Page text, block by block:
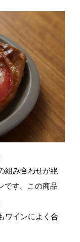
組み合わせが絶
です。この商品
ワインによく合